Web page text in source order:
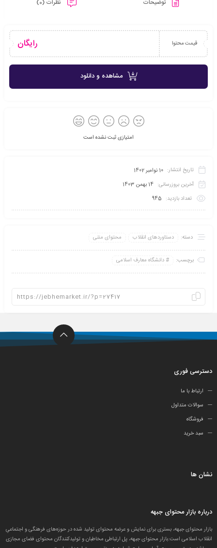
توضیحات نظرات (0)
قیمت محتوا رایگان
مشاهده و دانلود
امتیازی ثبت نشده است
تاریخ انتشار: 10 نوامبر 1402
آخرین بروزرسانی: 14 بهمن 1403
تعداد بازدید: 945
دسته: دستاوردهای انقلاب محتوای متنی
برچسب: دانشگاه معارف اسلامی
دسترسی فوری
ارتباط با ما
سوالات متداول
فروشگاه
سبد خرید
نشان ها
درباره بازار محتوای جبهه
بازار محتوای جبهه، بستری برای نمایش و عرضه محتوای تولید شده در حوزه‌های فرهنگی و اجتماعیِ
انقلاب اسلامی است.بازار محتوای جبهه، پل ارتباطی مخاطبان و تولید‌کنندگان محتوای فضای مجازی